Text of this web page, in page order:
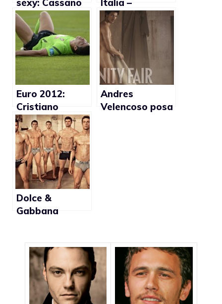
in mutande,
Balotelli e
Balzaretti nudi
(foto)
Inghilterra a
nudo (foto)
Euro 2012:
Cristiano
Ronaldo pose
gay (foto)
Andres
Velencoso posa
Dolce &
Gabbana
testimonial i
calciatori della
Nazionale